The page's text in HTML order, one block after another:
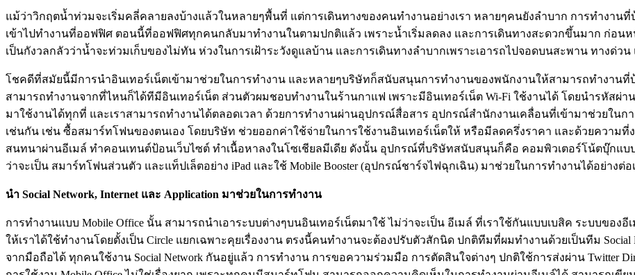
แม้ว่าวิกฤตน้ำท่วมจะเริ่มคลี่คลายลงบ้างแล้วในหลายๆพื้นที่ แต่การเดินทางของคนทำงานอย่างเรา หลายๆคนยังลำบาก การทำงาน
เข้าไปทำงานที่ออฟฟิศ ตอนนี้ที่ออฟฟิศทุกคนกลับมาทำงานในตามปกติแล้ว เพราะน้ำเริ่มลดลง และการเดินทางสะดวกขึ้นมาก ก่อน
เป็นกังวลกลัวว่าน้ำจะท่วมเก็บของไม่ทัน ห่วงในการเฝ้าระวังดูแลบ้าน และการเดินทางลำบากเพราะเอารถไปจอดบนสะพาน ทางด่
โชคดีที่สมัยนี้มีการนำอินเทอร์เน็ตเข้ามาช่วยในการทำงาน และหลายๆบริษัทก็สนับสนุนการทำงานของพนักงานให้สามารถทำงานที่
สามารถทำงานจากที่ไหนก็ได้ทีมีอินเทอร์เน็ต ส่วนตัวผมชอบทำงานในร้านกาแฟ เพราะมีอินเทอร์เน็ต Wi-Fi ใช้งานได้ โดยนำรหัสผ่าน
มาใช้งานได้ทุกที่ และเราสามารถทำงานได้ตลอดเวลา ด้วยการทำงานผ่านอุปกรณ์สื่อสาร อุปกรณ์สำนักงานเคลื่อนที่เข้ามาช่วยใน
เช่นกัน เช่น ซื้อสมาร์ทโฟนของตนเอง โดยบริษัท ช่วยออกค่าใช้จ่ายในการใช้งานอินเทอร์เน็ตให้ หรือมีลดครึ่งราคา และด้วยความที่
สนทนาผ่านอีเมล์ ทำคอนเทนต์ป้อนเว็บไซต์ ทำเนื้อหาลงในโซเชียลมีเดีย ดังนั้น อุปกรณ์ที่บริษัทสนับสนุนก็คือ คอมพิวเตอร์โน้ตบุ๊กแ
ว่าจะเป็น สมาร์ทโฟนส่วนตัว และแท็ปเล็ตอย่าง iPad และใช้ Mobile Booster (อุปกรณ์ชาร์จไฟฉุกเฉิน) มาช่วยในการทำงานได้อย่างต่อ
นำ Social Network, Internet และ Application มาช่วยในการทำงาน
การทำงานแบบ Mobile Office นั้น สามารถนำเอาระบบต่างๆบนอินเทอร์เน็ตมาใช้ ไม่ว่าจะเป็น อีเมล์ ที่เราใช้กันแบบเบสิค ระบบของอี
ให้เราได้ใช้ทำงานโดยตั้งเป็น Circle แยกเฉพาะคุยเรื่องงาน ตรงนี้คนทำงานจะต้องปรับตัวสักนิด ปกติทีมที่ผมทำงานด้วยเป็นทีม
จากมือถือได้ ทุกคนใช้งาน Social Network กันอยู่แล้ว การทำงาน การขอความร่วมมือ การตัดสินใจต่างๆ ปกติใช้การส่งผ่าน Twitter